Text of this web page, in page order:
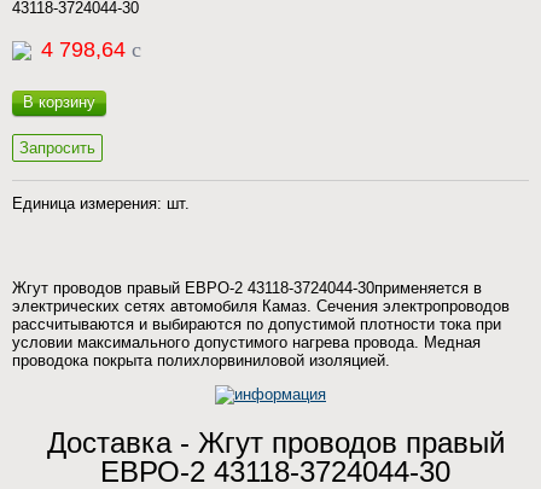
43118-3724044-30
4 798,64 c
В корзину
Запросить
Единица измерения: шт.
Жгут проводов правый ЕВРО-2 43118-3724044-30применяется в
электрических сетях автомобиля Камаз. Сечения электропроводов
рассчитываются и выбираются по допустимой плотности тока при
условии максимального допустимого нагрева провода. Медная
проводока покрыта полихлорвиниловой изоляцией.
Доставка - Жгут проводов правый
ЕВРО-2 43118-3724044-30